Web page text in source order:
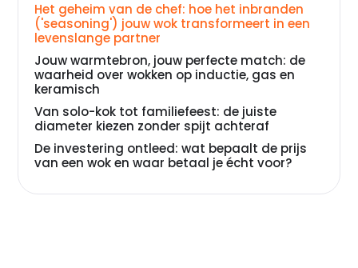
Het geheim van de chef: hoe het inbranden
('seasoning') jouw wok transformeert in een
levenslange partner
Jouw warmtebron, jouw perfecte match: de
waarheid over wokken op inductie, gas en
keramisch
Van solo-kok tot familiefeest: de juiste
diameter kiezen zonder spijt achteraf
De investering ontleed: wat bepaalt de prijs
van een wok en waar betaal je écht voor?